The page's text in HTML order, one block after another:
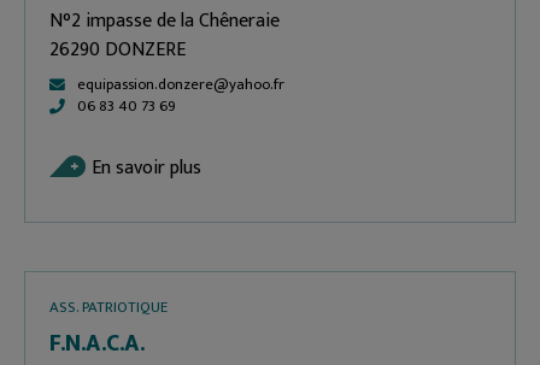
N°2 impasse de la Chêneraie
26290 DONZERE
equipassion.donzere@yahoo.fr
06 83 40 73 69
En savoir plus
ASS. PATRIOTIQUE
F.N.A.C.A.